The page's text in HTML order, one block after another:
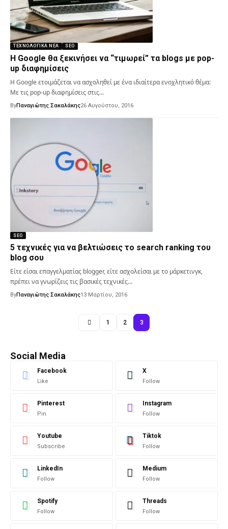
ΤΕΧΝΟΛΟΓΙΚΆ ΝΈΑ SEO
Η Google θα ξεκινήσει να “τιμωρεί” τα blogs με pop-
up διαφημίσεις
Η Google ετοιμάζεται να ασχοληθεί με ένα ιδιαίτερα ενοχλητικό θέμα:
Με τις pop-up διαφημίσεις στις…
ByΠαναγιώτης Σακαλάκης26 Αυγούστου, 2016
SEO
5 τεχνικές για να βελτιώσεις το search ranking του
blog σου
Είτε είσαι επαγγελματίας blogger, είτε ασχολείσαι με το μάρκετινγκ,
πρέπει να γνωρίζεις τις βασικές τεχνικές…
ByΠαναγιώτης Σακαλάκης13 Μαρτίου, 2016
1 2 3
Social Media
Facebook
Like
X
Follow
Pinterest
Pin
Instagram
Follow
Youtube
Subscribe
Tiktok
Follow
LinkedIn
Follow
Medium
Follow
Spotify
Follow
Threads
Follow